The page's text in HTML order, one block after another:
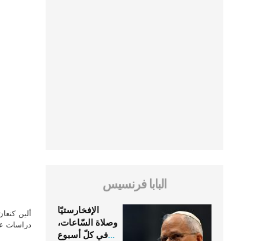
ألين
دراسات
البابا فرنسيس
الإفخارستيّا
وصلاة السّاعات،
في كلّ أسبوع